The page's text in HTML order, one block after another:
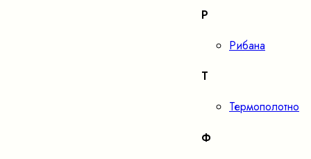
Р
Рибана
Т
Термополотно
Ф